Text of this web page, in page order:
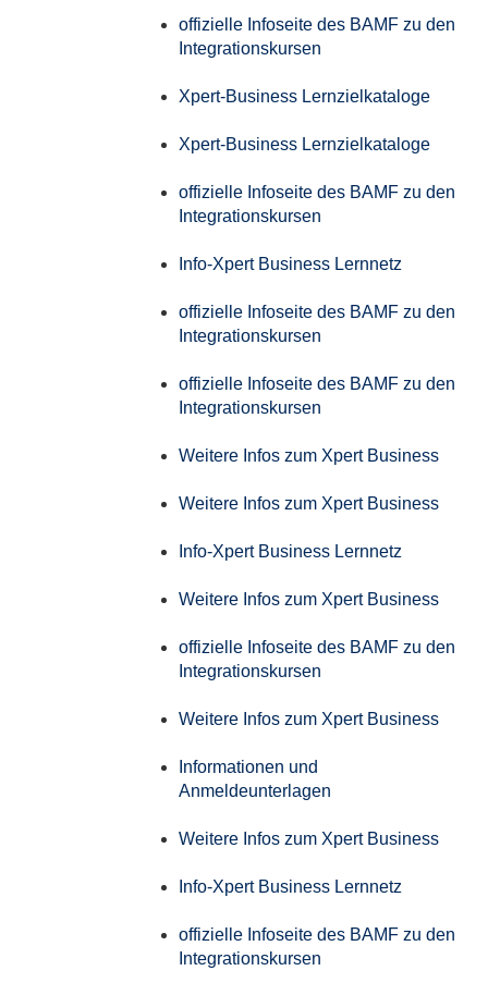
offizielle Infoseite des BAMF zu den
Integrationskursen
Xpert-Business Lernzielkataloge
Xpert-Business Lernzielkataloge
offizielle Infoseite des BAMF zu den
Integrationskursen
Info-Xpert Business Lernnetz
offizielle Infoseite des BAMF zu den
Integrationskursen
offizielle Infoseite des BAMF zu den
Integrationskursen
Weitere Infos zum Xpert Business
Weitere Infos zum Xpert Business
Info-Xpert Business Lernnetz
Weitere Infos zum Xpert Business
offizielle Infoseite des BAMF zu den
Integrationskursen
Weitere Infos zum Xpert Business
Informationen und
Anmeldeunterlagen
Weitere Infos zum Xpert Business
Info-Xpert Business Lernnetz
offizielle Infoseite des BAMF zu den
Integrationskursen